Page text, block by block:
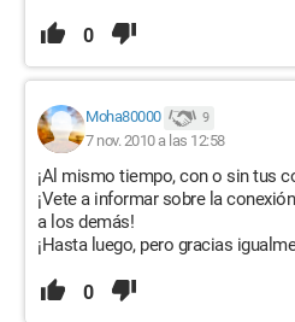
0
Moha80000 9
7 nov. 2010 a las 12:58
¡Al mismo tiempo, con o sin tus
¡Vete a informar sobre la
a los demás!
¡Hasta luego, pero gracias
0